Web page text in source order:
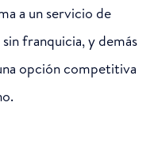
a un servicio de
franquicia, y demás
opción competitiva